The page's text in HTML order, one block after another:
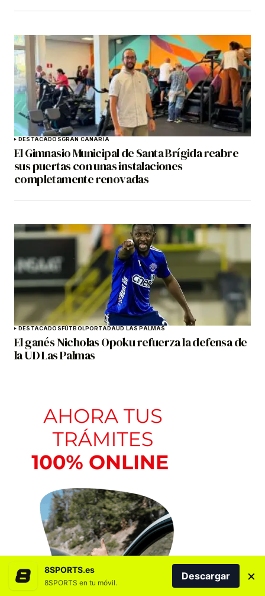
DESTACADOSGRAN CANARIA
El Gimnasio Municipal de Santa Brígida reabre
sus puertas con unas instalaciones
completamente renovadas
DESTACADOSFÚTBOLPORTADAUD LAS PALMAS
El ganés Nicholas Opoku refuerza la defensa de
la UD Las Palmas
8SPORTS.es
8SPORTS en tu móvil.
Descargar ×